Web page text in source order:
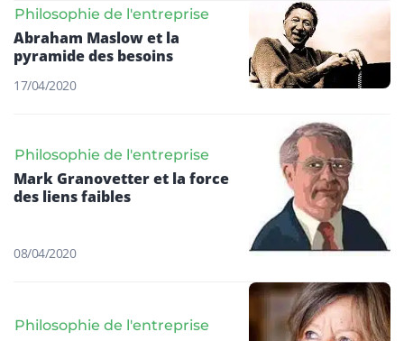
Philosophie de l'entreprise
Abraham Maslow et la
pyramide des besoins
17/04/2020
Philosophie de l'entreprise
Mark Granovetter et la force
des liens faibles
08/04/2020
Philosophie de l'entreprise